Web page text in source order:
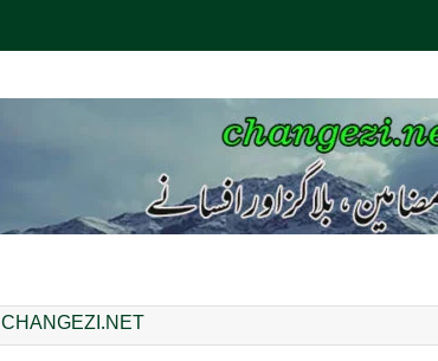
CHANGEZI.NET